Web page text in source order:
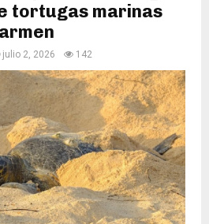
tortugas marinas
julio 2, 2026 142